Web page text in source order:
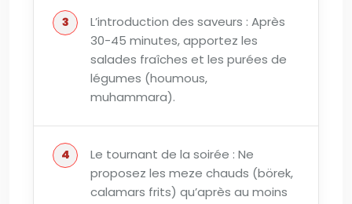
L’introduction des saveurs : Après
30-45 minutes, apportez les
salades fraîches et les purées de
légumes (houmous,
muhammara).
Le tournant de la soirée : Ne
proposez les meze chauds (börek,
calamars frits) qu’après au moins